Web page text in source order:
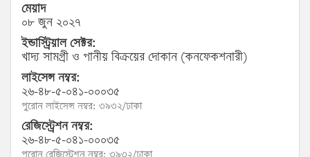
মেয়াদ
০৮ জুন ২০২৭
ইন্ডাস্ট্রিয়াল সেক্টর:
খাদ্য সামগ্রী ও পানীয় বিক্রয়ের দোকান (কনফেকশনারী)
লাইসেন্স নম্বর:
২৬-৪৮-৫-০৪১-০০০৩৫
পুরোন লাইসেন্স নম্বর: ৩৯৩২/ঢাকা
রেজিস্ট্রেশন নম্বর:
২৬-৪৮-৫-০৪১-০০০৩৫
পুরোন রেজিস্ট্রেশন নম্বর: ৩৯৩২/ঢাকা